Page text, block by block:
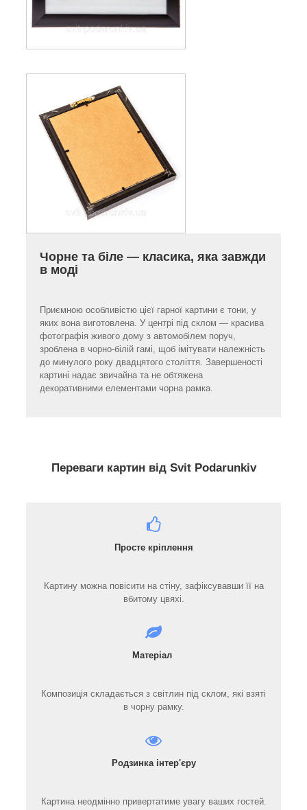
Чорне та біле — класика, яка завжди
в моді
Приємною особливістю цієї гарної картини є тони, у
яких вона виготовлена. У центрі під склом — красива
фотографія живого дому з автомобілем поруч,
зроблена в чорно-білій гамі, щоб імітувати належність
до минулого року двадцятого століття. Завершеності
картині надає звичайна та не обтяжена
декоративними елементами чорна рамка.
Переваги картин від Svit Podarunkiv
Просте кріплення
Картину можна повісити на стіну, зафіксувавши її на
вбитому цвяхі.
Матеріал
Композиція складається з світлин під склом, які взяті
в чорну рамку.
Родзинка інтер'єру
Картина неодмінно привертатиме увагу ваших гостей.